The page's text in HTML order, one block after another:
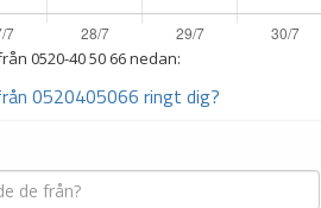
0520-40 50 66nedan:
0520405066 ringt dig?